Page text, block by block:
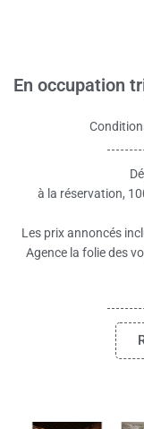
En occupation
à la réservation,
Les prix annoncés
Agence la folie des